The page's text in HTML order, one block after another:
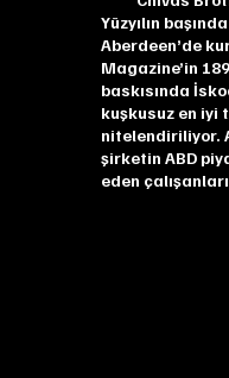
Yüzyılın
Aberdeen’de
Magazine’in
baskısında
kuşkusuz en
nitelendiriliyor.
şirketin ABD
eden